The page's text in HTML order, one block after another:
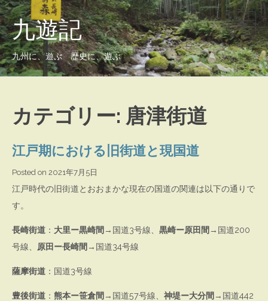
九遊記
九州に、遊ぶ 歴史に、遊ぶ
カテゴリー: 唐津街道
江戸期における旧街道と現国道
Posted on 2021年7月5日
江戸時代の旧街道とおおまかな現在の国道の関連は以下の通りで
す。
長崎街道 ： 大里ー黒崎間 →国道3号線、 黒崎ー原田間 →国道200
号線、
原田ー長崎間 →国道34号線
薩摩街道 ：国道3号線
豊後街道 ： 熊本ー笹倉間 →国道57号線、 神堤ー大分間 →国道442